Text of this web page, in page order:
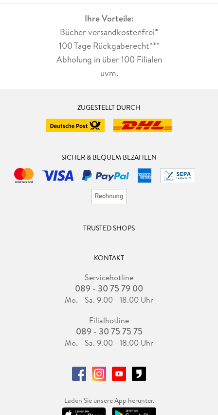
Ihre Vorteile:
Bücher versandkostenfrei*
100 Tage Rückgaberecht***
Abholung in über 100 Filialen
uvm.
ZUGESTELLT DURCH
SICHER & BEQUEM BEZAHLEN
TRUSTED SHOPS
KONTAKT
Servicehotline
089 - 30 75 79 00
Mo. - Sa. 9.00 - 18.00 Uhr
Filialhotline
089 - 30 75 75 75
Mo. - Sa. 9.00 - 18.00 Uhr
Laden Sie unsere App herunter.